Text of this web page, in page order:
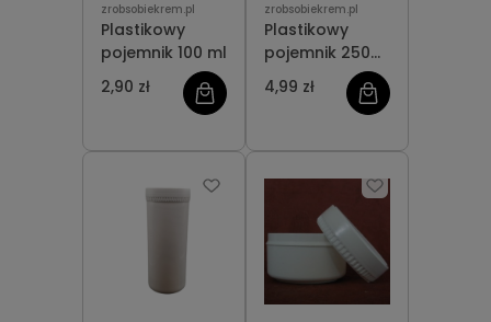
zrobsobiekrem.pl
Plastikowy
pojemnik 100 ml
2,90 zł
zrobsobiekrem.pl
Plastikowy
pojemnik 250
ml
4,99 zł